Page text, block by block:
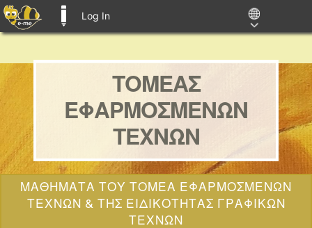
Log In
ΤΟΜΕΑΣ
ΕΦΑΡΜΟΣΜΕΝΩΝ
ΤΕΧΝΩΝ
ΜΑΘΗΜΑΤΑ ΤΟΥ ΤΟΜΕΑ ΕΦΑΡΜΟΣΜΕΝΩΝ
ΤΕΧΝΩΝ & ΤΗΣ ΕΙΔΙΚΟΤΗΤΑΣ ΓΡΑΦΙΚΩΝ
ΤΕΧΝΩΝ